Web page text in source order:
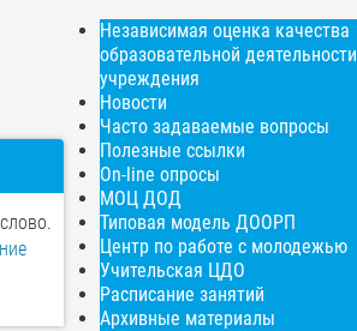
Независимая оценка качества
образовательной деятельности
учреждения
Новости
Часто задаваемые вопросы
Полезные ссылки
On-line опросы
МОЦ ДОД
Типовая модель ДООРП
Центр по работе с молодежью
Учительская ЦДО
Расписание занятий
Архивные материалы